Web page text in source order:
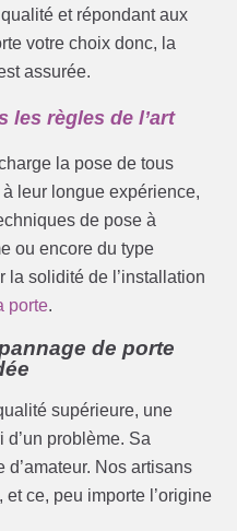
et répondant aux
votre choix donc, la
assurée.
les règles de l’art
la pose de tous
leur longue expérience,
de pose à
ou encore du type
la solidité de l’installation
porte.
de porte
supérieure, une
d’un problème. Sa
d’amateur. Nos artisans
ce, peu importe l’origine